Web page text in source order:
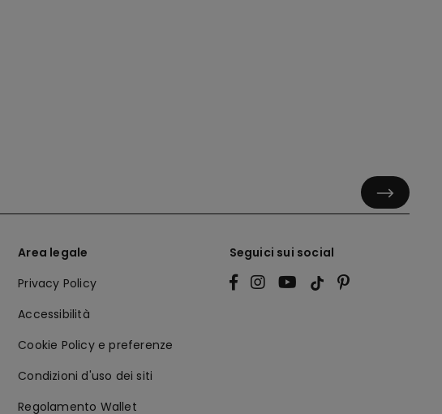
Area legale
Privacy Policy
Accessibilità
Cookie Policy e preferenze
Condizioni d'uso dei siti
Regolamento Wallet
Seguici sui social